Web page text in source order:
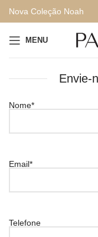
Nova Coleção Noah
MENU
Envie-
Nome*
Email*
Telefone